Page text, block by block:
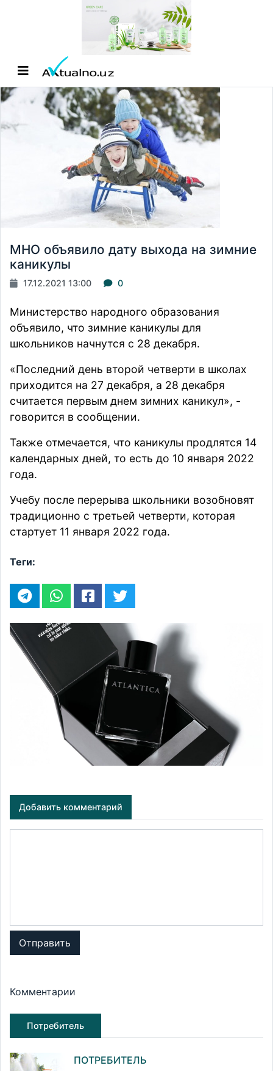
МНО объявило дату выхода на зимние
каникулы
17.12.2021 13:00 0
Министерство народного образования
объявило, что зимние каникулы для
школьников начнутся с 28 декабря.
«Последний день второй четверти в школах
приходится на 27 декабря, а 28 декабря
считается первым днем зимних каникул», -
говорится в сообщении.
Также отмечается, что каникулы продлятся 14
календарных дней, то есть до 10 января 2022
года.
Учебу после перерыва школьники возобновят
традиционно с третьей четверти, которая
стартует 11 января 2022 года.
Теги:
Добавить комментарий
Отправить
Комментарии
Потребитель
ПОТРЕБИТЕЛЬ